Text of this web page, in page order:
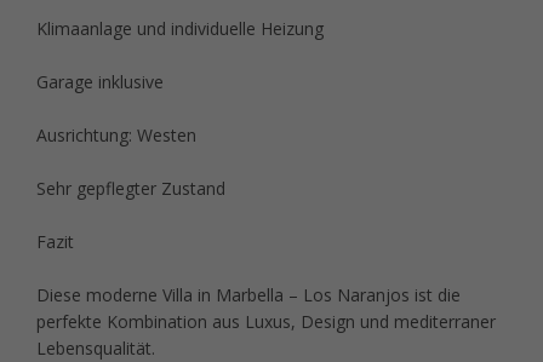
Klimaanlage und individuelle Heizung
Garage inklusive
Ausrichtung: Westen
Sehr gepflegter Zustand
Fazit
Diese moderne Villa in Marbella – Los Naranjos ist die
perfekte Kombination aus Luxus, Design und mediterraner
Lebensqualität.